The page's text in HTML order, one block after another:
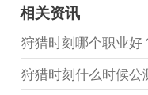
相关资讯